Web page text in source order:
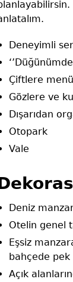
Deneyimli
Çiftlere
Gözlere ve
Dışarıdan
Otopark
Vale
Deniz
Otelin genel
Eşsiz
bahçede
Açık